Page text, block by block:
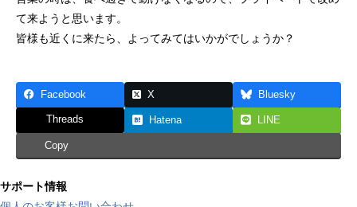
て来ようと思います。
皆様も近くに来たら、よってみてはいかがでしょうか？
Facebook X Bluesky
Threads Hatena LINE
Copy
サポート情報